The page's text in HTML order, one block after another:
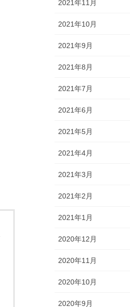
2021年11月
2021年10月
2021年9月
2021年8月
2021年7月
2021年6月
2021年5月
2021年4月
2021年3月
2021年2月
2021年1月
2020年12月
2020年11月
2020年10月
2020年9月